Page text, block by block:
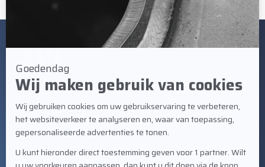
BEZOEKADRES
Staalindustrieweg 21
NL-2952 AT Alblasserdam
CONTACT
+31 78 69 170 11